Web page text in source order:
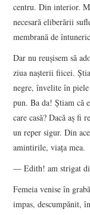
centru. Din interior.
necesară eliberării
membrană de
Dar nu reuşisem să
ziua naşterii fiicei.
negre, învelite în
pun. Ba da! Ştiam că
care casă? Dacă aş fi
un reper sigur. Din
amintirile, viaţa mea.
― Edith! am strigat
Femeia venise în
impas, descumpănit,